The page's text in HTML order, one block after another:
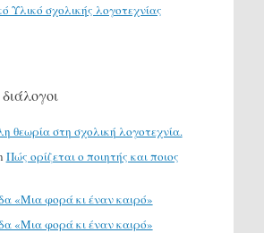
Υλικό σχολικής λογοτεχνίας
θεωρία στη σχολική λογοτεχνία.
Πώς ορίζεται ο ποιητής και ποιος
«Μια φορά κι έναν καιρό»
«Μια φορά κι έναν καιρό»